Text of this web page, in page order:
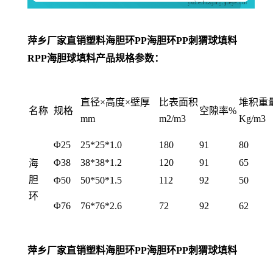
萍乡厂家直销塑料海胆环PP海胆环PP刺猬球填料
RPP海胆球填料产品规格参数：
名称 规格
直径×高度×壁厚
mm
比表面积
m2/m3
空隙率%
堆积重
Kg/m3
海
胆
环
Φ25 25*25*1.0 180 91
80
Φ38
38*38*1.2 120 91
65
Φ50
50*50*1.5 112 92 50
Φ76 76*76*2.6 72 92 62
萍乡厂家直销塑料海胆环PP海胆环PP刺猬球填料